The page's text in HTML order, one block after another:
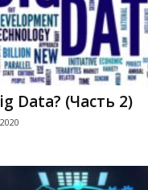
Data? (Часть 2)